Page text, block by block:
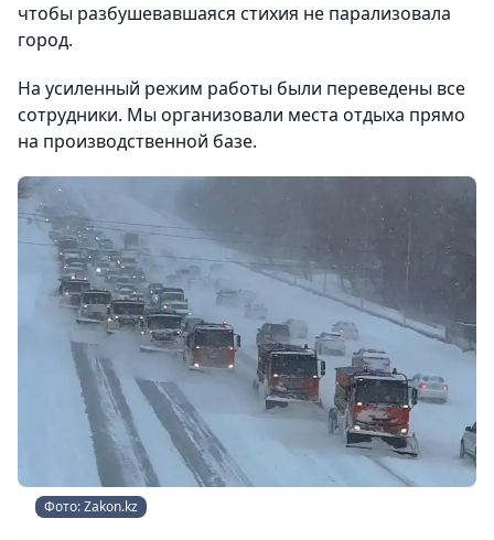
чтобы разбушевавшаяся стихия не парализовала
город.
На усиленный режим работы были переведены все
сотрудники. Мы организовали места отдыха прямо
на производственной базе.
Фото: Zakon.kz